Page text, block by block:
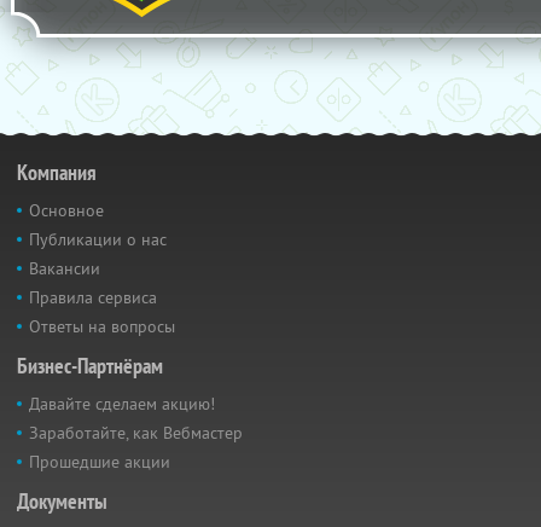
Компания
Основное
Публикации о нас
Вакансии
Правила сервиса
Ответы на вопросы
Бизнес-Партнёрам
Давайте сделаем акцию!
Заработайте, как Вебмастер
Прошедшие акции
Документы